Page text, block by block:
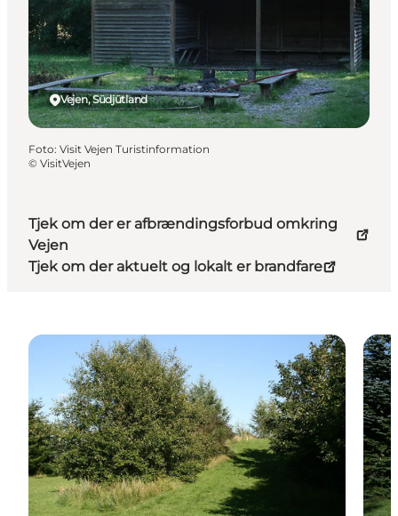
Tjek om der er afbrændingsforbud omkring
Vejen
Tjek om der aktuelt og lokalt er brandfare
Vejen, Südjütland
Foto: Visit Vejen Turistinformation
© VisitVejen